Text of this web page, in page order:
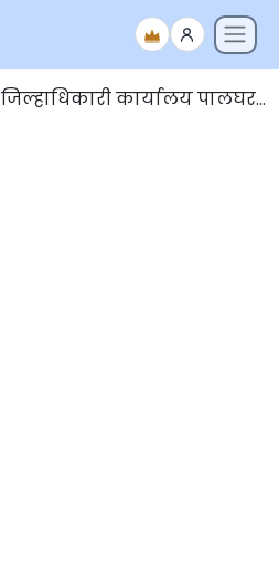
जिल्हाधिकारी कार्यालय पालघर भरती 2023